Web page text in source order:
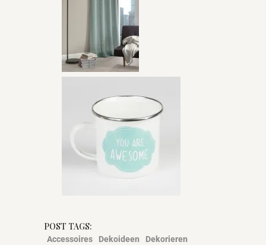
POST TAGS:
Accessoires Dekoideen
Dekorieren